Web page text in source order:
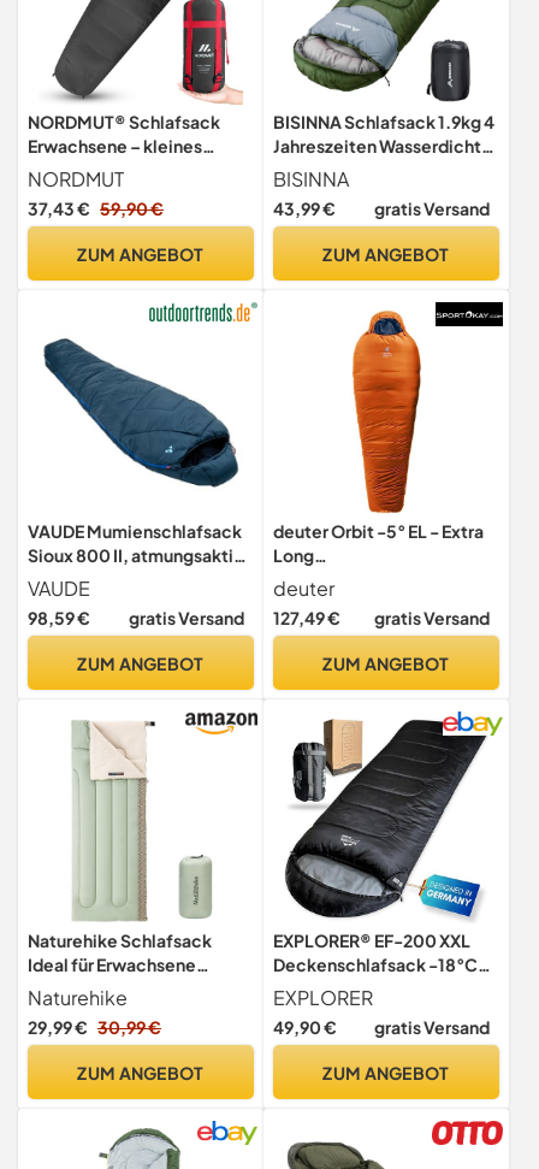
NORDMUT® Schlafsack
Erwachsene – kleines
Packmaß & Ultraleicht
(900/1500g) – 3-
Jahreszeiten (250 GSM) &
GSM) – Mumienschlafsack
NORDMUT
37,43 € 59,90 €
ZUM ANGEBOT
BISINNA Schlafsack 1.9kg 4
Jahreszeiten Wasserdichter
Warmer Deckenschlafsack
mit Kompressionssack für
Erwachsene, Damen,
Wandern, Rucksackreisen
BISINNA
43,99 € gratis Versand
ZUM ANGEBOT
VAUDE Mumienschlafsack
Sioux 800 II, atmungsaktiv
– Blau
VAUDE
98,59 € gratis Versand
ZUM ANGEBOT
deuter Orbit -5° EL - Extra
Long
Kunstfaserschlafsack,Ches
tnut-Ink,Left Zip
deuter
127,49 € gratis Versand
ZUM ANGEBOT
Naturehike Schlafsack
Ideal für Erwachsene
Wasserdichter Leichter
Deckenschlafsack 3-4
Jahreszeiten für Camping
190 x 75cm (Grün-Rechts)
Naturehike
29,99 € 30,99 €
ZUM ANGEBOT
EXPLORER® EF-200 XXL
Deckenschlafsack -18°C
+3°C [400GSM]
Schlafsack Gäste Decke 3-
4 Jahreszeiten 220 x 80 cm
Outdoor, Camping,
EXPLORER
49,90 € gratis Versand
ZUM ANGEBOT